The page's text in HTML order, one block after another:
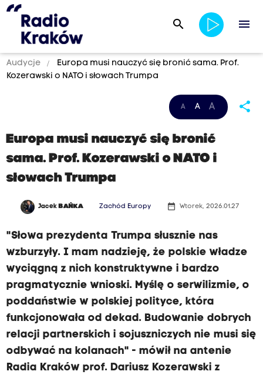
search menu
Audycje
Europa musi nauczyć się bronić sama. Prof.
Kozerawski o NATO i słowach Trumpa
A A A share
Europa musi nauczyć się bronić
sama. Prof. Kozerawski o NATO i
słowach Trumpa
Jacek BAŃKA Zachód Europy date_range Wtorek, 2026.01.27
"Słowa prezydenta Trumpa słusznie nas
wzburzyły. I mam nadzieję, że polskie władze
wyciągną z nich konstruktywne i bardzo
pragmatycznie wnioski. Myślę o serwilizmie, o
poddaństwie w polskiej polityce, która
funkcjonowała od dekad. Budowanie dobrych
relacji partnerskich i sojuszniczych nie musi się
odbywać na kolanach" - mówił na antenie
Radia Kraków prof. Dariusz Kozerawski z